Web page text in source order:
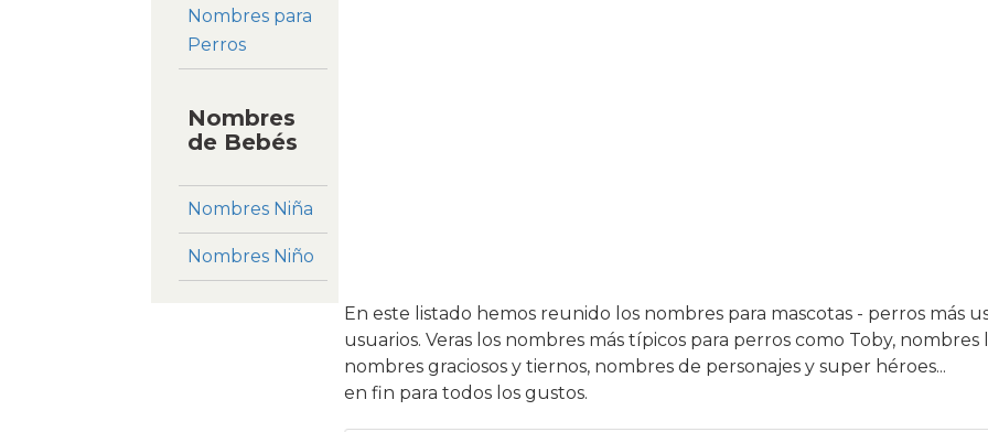
En este listado hemos reunido los nombres para mascotas - perros más
usuarios. Veras los nombres más típicos para perros como Toby, nombres
nombres graciosos y tiernos, nombres de personajes y super héroes...
en fin para todos los gustos.
Nombres para
Perros
Nombres
de Bebés
Nombres Niña
Nombres Niño